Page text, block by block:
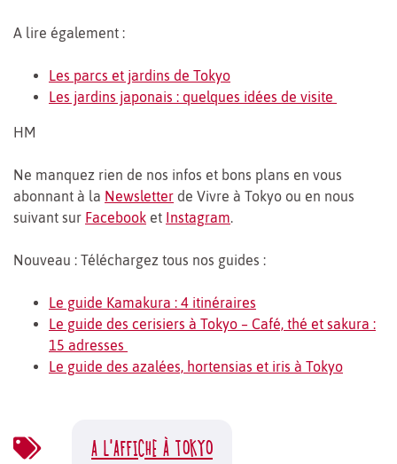
A lire également :
Les parcs et jardins de Tokyo
Les jardins japonais : quelques idées de visite
HM
Ne manquez rien de nos infos et bons plans en vous
abonnant à la Newsletter de Vivre à Tokyo ou en nous
suivant sur Facebook et Instagram.
Nouveau : Téléchargez tous nos guides :
Le guide Kamakura : 4 itinéraires
Le guide des cerisiers à Tokyo – Café, thé et sakura :
15 adresses
Le guide des azalées, hortensias et iris à Tokyo
A L'AFFICHE À TOKYO